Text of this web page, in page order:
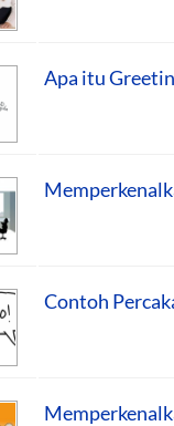
Apa itu
Contoh